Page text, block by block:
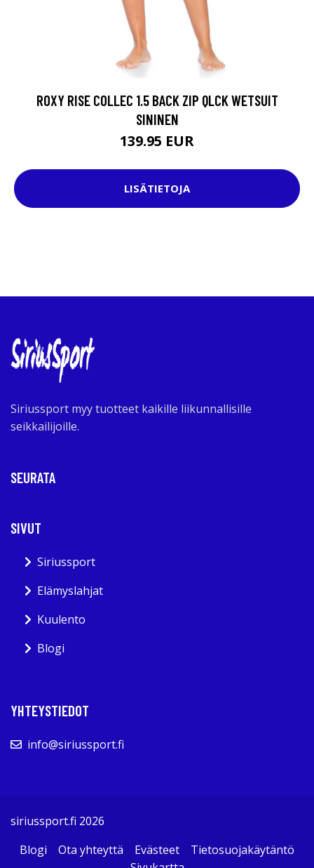
ROXY RISE COLLEC 1.5 BACK ZIP QLCK WETSUIT
SININEN
139.95 EUR
LISÄTIETOJA
Siriussport myy tuotteet kaikille liikunnallisille
seikkailijoille.
SEURATA
SIVUT
Siriussport
Elämyslahjat
Kuulento
Blogi
YHTEYSTIEDOT
info@siriussport.fi
siriussport.fi 2026
Blogi
Ota yhteyttä Evästeet
Tietosuojakäytäntö